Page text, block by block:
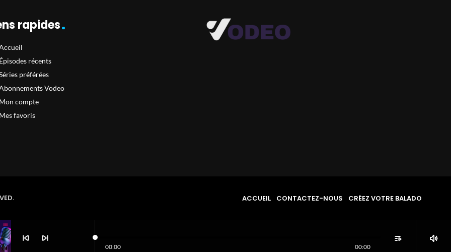
skip_previous skip_next
00:00 00:00
playlist_play volume_up
rapides
Épisodes récents
préférées
Vodeo
Mon compte
Mes favoris
ACCUEIL CONTACTEZ-NOUS CRÉEZ VOTRE BALADO